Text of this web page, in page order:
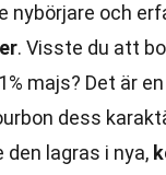
nybörjare och
. Visste du att
majs? Det är
dess
lagras i nya,